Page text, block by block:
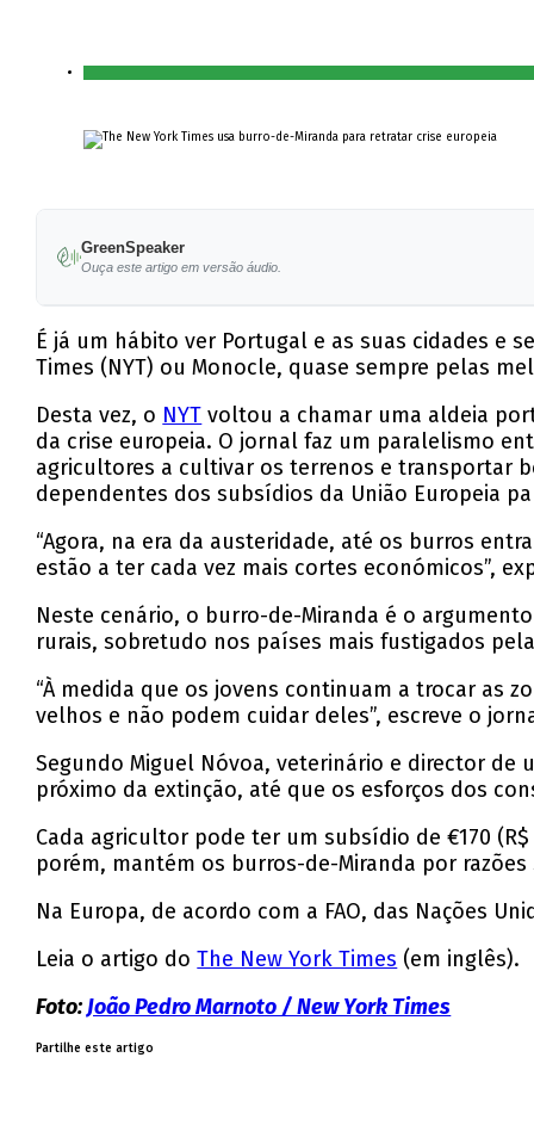
GreenSpeaker
Ouça este artigo em versão áudio.
É já um hábito ver Portugal e as suas cidades e
Times (NYT) ou Monocle, quase sempre pelas
Desta vez, o NYT voltou a chamar uma aldeia
da crise europeia. O jornal faz um paralelismo
agricultores a cultivar os terrenos e transportar
dependentes dos subsídios da União Europeia
“Agora, na era da austeridade, até os burros
estão a ter cada vez mais cortes económicos”,
Neste cenário, o burro-de-Miranda é o
rurais, sobretudo nos países mais fustigados
“À medida que os jovens continuam a trocar as
velhos e não podem cuidar deles”, escreve o
Segundo Miguel Nóvoa, veterinário e director de
próximo da extinção, até que os esforços dos
Cada agricultor pode ter um subsídio de €170
porém, mantém os burros-de-Miranda por
Na Europa, de acordo com a FAO, das Nações
Leia o artigo doThe New York Times (em inglês).
Foto:João Pedro Marnoto / New York Times
Partilhe este artigo